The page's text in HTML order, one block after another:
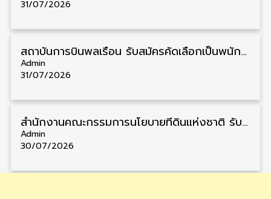
31/07/2026
สถาบันการบินพลเรือน รับสมัครคัดเลือกเป็นพนักงาน วุฒิ ป.ตรี/ป.โท/ป.เอก 11 อัตรา รับสมัคร 27 กรกฎาคม – 10 สิงหาคม
Admin
31/07/2026
สำนักงานคณะกรรมการนโยบายที่ดินแห่งชาติ รับสมัครคัดเลือกพนักงานราชการ วุฒิ ป.ตรี 6 อัตรา รับสมัคร 13 กรกฎาคม – 6 สิงหาคม
Admin
30/07/2026